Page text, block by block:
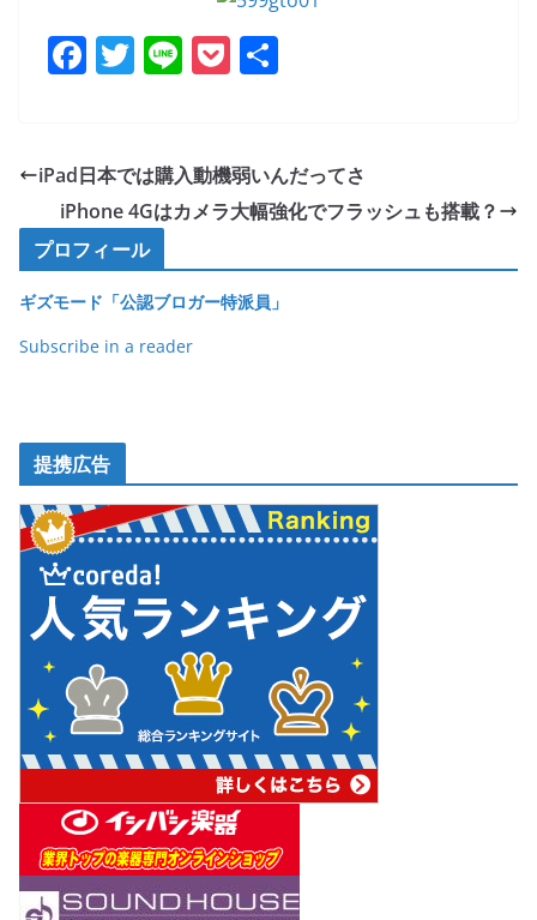
F
e
b
o
o
k
T
er
Li P
et
iPad日本では購入動機弱いんだってさ
iPhone 4Gはカメラ大幅強化でフラッシュも搭載？
プロフィール
ギズモード「公認ブロガー特派員」
Subscribe in a reader
提携広告